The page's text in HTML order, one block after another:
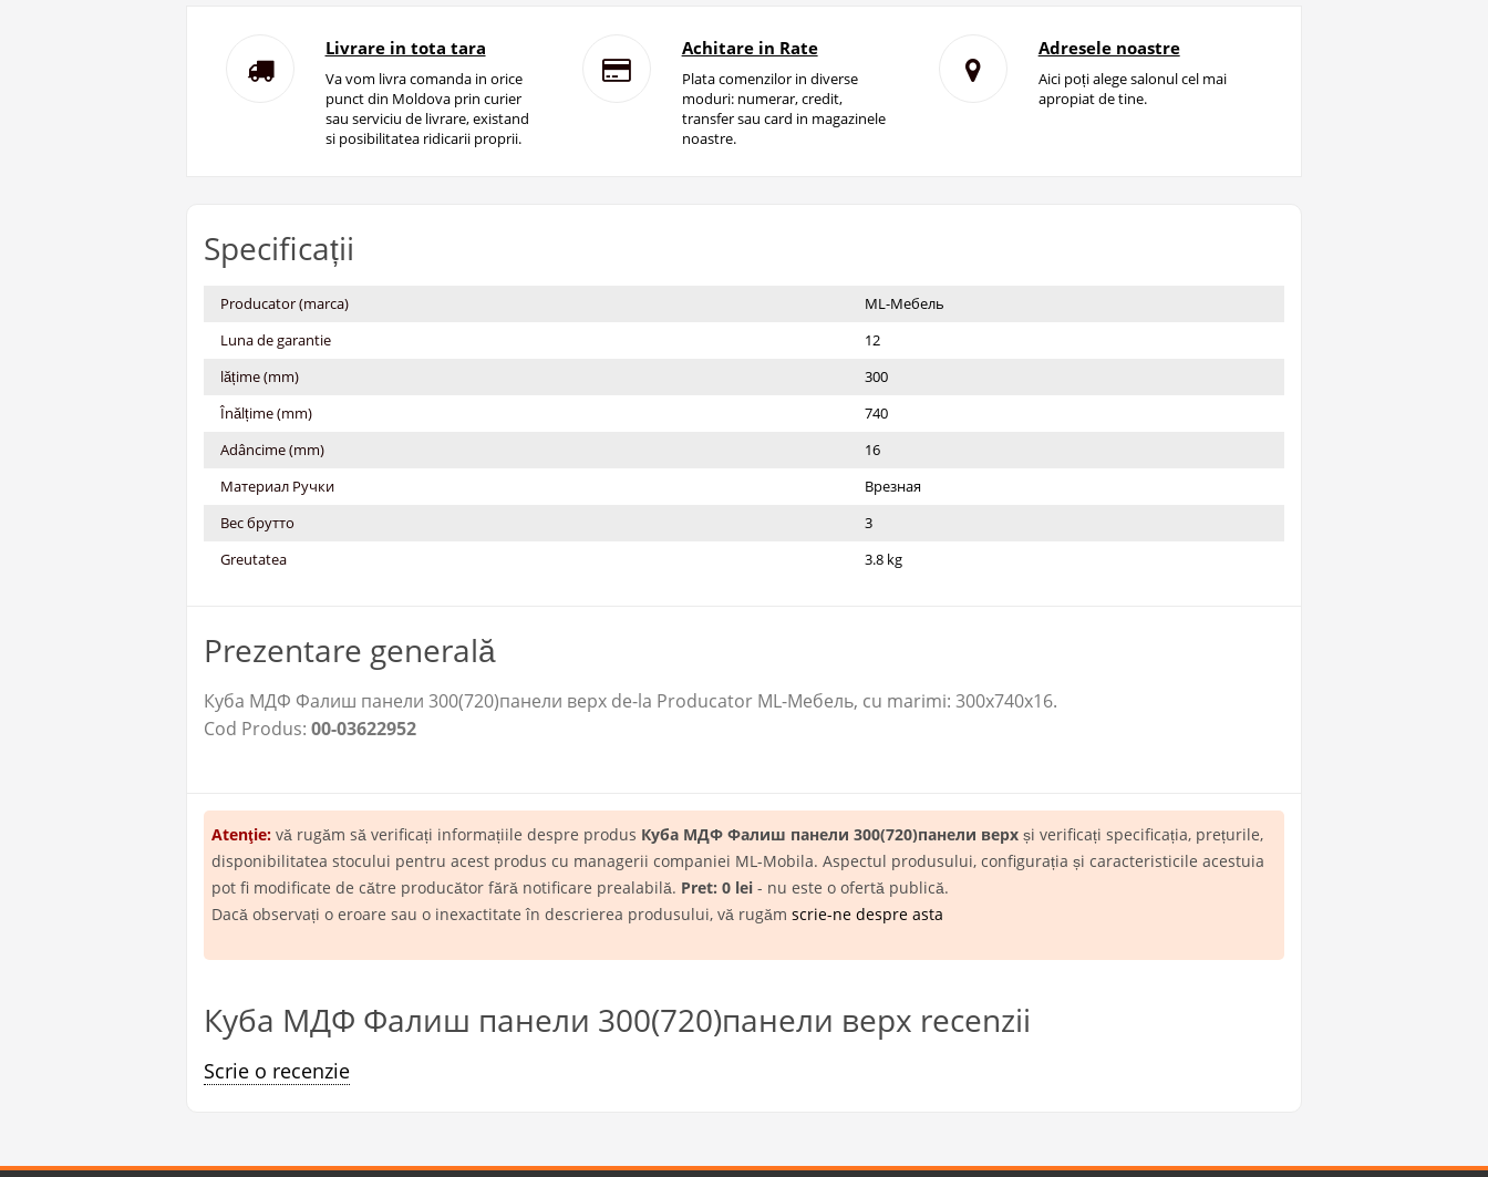
Livrare in tota tara
Va vom livra comanda in orice
punct din Moldova prin curier
sau serviciu de livrare, existand
si posibilitatea ridicarii proprii.
Achitare in Rate
Plata comenzilor in diverse
moduri: numerar, credit,
transfer sau card in magazinele
noastre.
Adresele noastre
Aici poți alege salonul cel mai
apropiat de tine.
Specificații
Producator (marca)
ML-Мебель
Luna de garantie
12
lățime (mm)
300
Înălțime (mm)
740
Adâncime (mm)
16
Материал Ручки
Врезная
Вес брутто
3
Greutatea
3.8 kg
Prezentare generală
Куба МДФ Фалиш панели 300(720)панели верх de-la Producator ML-Мебель​, cu marimi: 300x740x16.
Cod Produs: 00-03622952
Atenţie: vă rugăm să verificați informațiile despre produs Куба МДФ Фалиш панели 300(720)панели верх și verificați specificația, prețurile,
disponibilitatea stocului pentru acest produs cu managerii companiei ML-Mobila. Aspectul produsului, configurația și caracteristicile acestuia
pot fi modificate de către producător fără notificare prealabilă. Pret: 0 lei - nu este o ofertă publică.
Dacă observați o eroare sau o inexactitate în descrierea produsului, vă rugăm scrie-ne despre asta
Куба МДФ Фалиш панели 300(720)панели верх recenzii
Scrie o recenzie